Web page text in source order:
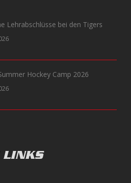
Lehrabschlüsse bei den Tigers
Hockey Camp 2026
LINKS